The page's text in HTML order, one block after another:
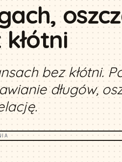
bez kłótni.
długów,